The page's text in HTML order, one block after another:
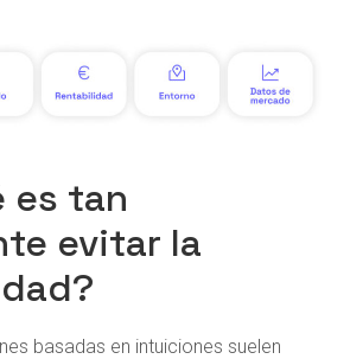
es tan
evitar la
basadas en intuiciones suelen